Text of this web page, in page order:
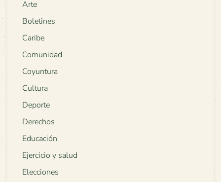
Arte
Boletines
Caribe
Comunidad
Coyuntura
Cultura
Deporte
Derechos
Educación
Ejercicio y salud
Elecciones